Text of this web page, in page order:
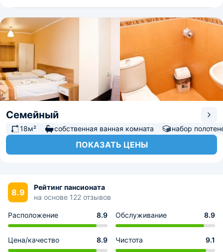
Семейный
18м² собственная ванная комната набор
ПОКАЗАТЬ ЦЕНЫ
8.9
Рейтинг пансионата
на основе 122 отзывов
Расположение 8.9 Обслуживание 8.9
Цена/качество 8.9 Чистота 9.1